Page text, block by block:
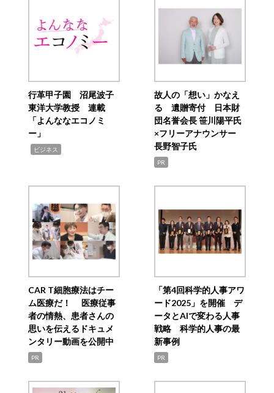
行革甲子園 沼尾波子
東洋大学教授 連載
「よんななエコノミ
ー」
ビジネス
故人の「想い」かなえ
る 遺贈寄付 日本財
団名誉会長 笹川陽平氏
×フリーアナウンサー
長野智子氏
PR
CAR T細胞療法はチー
ム医療だ！ 医療従事
者の情熱、患者さんの
思いを伝えるドキュメ
ンタリー動画を公開中
PR
「第4回科学的人事アワ
ード2025」を開催 デ
ータとAIで変わる人事
戦略 科学的人事の最
新事例
PR